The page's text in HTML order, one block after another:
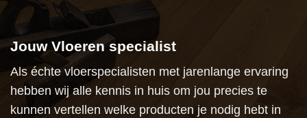
Jouw Vloeren specialist
Als échte vloerspecialisten met jarenlange ervaring
hebben wij alle kennis in huis om jou precies te
kunnen vertellen welke producten je nodig hebt in